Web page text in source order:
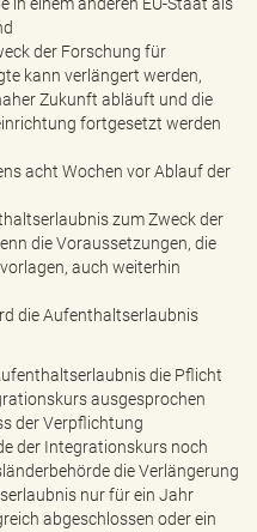
der Forschung für
kann verlängert werden,
Zukunft abläuft und die
fortgesetzt werden
acht Wochen vor Ablauf der
zum Zweck der
die Voraussetzungen, die
auch weiterhin
die Aufenthaltserlaubnis
die Pflicht
ausgesprochen
der Verpflichtung
der Integrationskurs noch
die Verlängerung
nur für ein Jahr
abgeschlossen oder ein